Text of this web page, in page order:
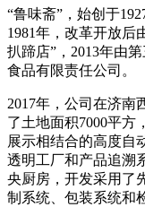
“鲁味斋”，始创于
1981年，改革开放后
扒蹄店”，2013年由
食品有限责任公司。
2017年，公司在济南
了土地面积7000平方
展示相结合的高度自
透明工厂和产品追溯
央厨房，开发采用了
制系统、包装系统和